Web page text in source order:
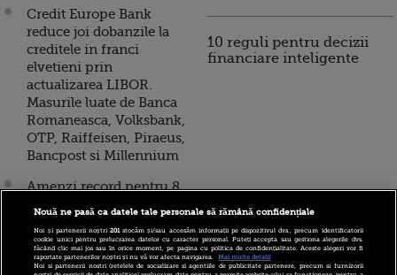
Credit Europe Bank
reduce joi dobanzile la
creditele in franci
elvetieni prin
actualizarea LIBOR.
Masurile luate de Banca
Romaneasca, Volksbank,
OTP, Raiffeisen, Piraeus,
Bancpost si Millennium
Amenzi record pentru 8
banci internationale,
cartel. Cum au manipulat
traderii cifrele pentru
10 reguli pentru decizii
financiare inteligente
Nouă ne pasă ca datele tale personale să rămână confidențiale
Noi și partenerii noștri201stocăm și/sau accesăm informații pe dispozitivul dvs., precum identificatorii
cookie unici pentru prelucrarea datelor cu caracter personal. Puteți accepta sau gestiona alegerile dvs.
făcând clic mai jos sau în orice moment, pe pagina cu politica de confidențialitate. Aceste alegeri vor fi
raportate partenerilor noștri și nu vă vor afecta navigarea.
Mai multe detalii
Noi si partenerii nostri (retelele de socializare si agentiile de publicitate partenere, precum si furnizorii